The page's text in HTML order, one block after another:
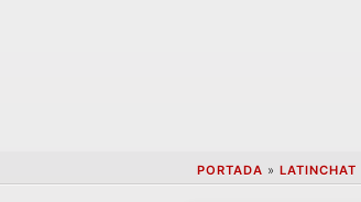
PORTADA » LATINCHAT